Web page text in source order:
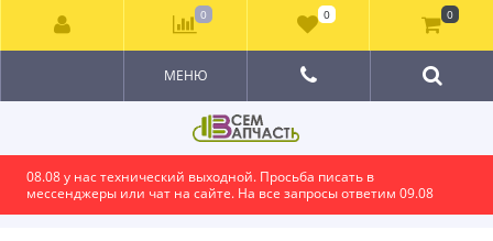
08.08 у нас технический выходной. Просьба писать в
мессенджеры или чат на сайте. На все запросы ответим 09.08
МЕНЮ
0 0 0